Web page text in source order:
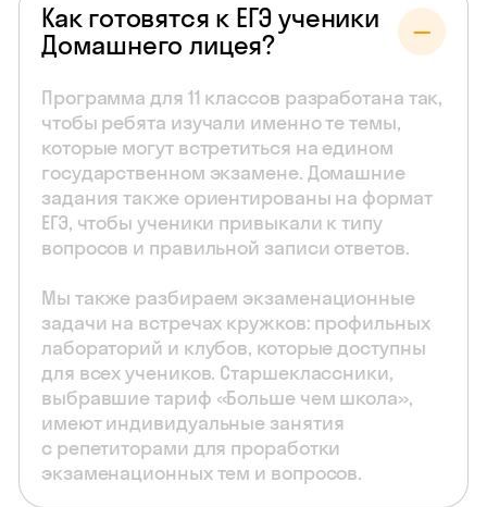
Как готовятся к ЕГЭ ученики
Домашнего лицея?
Программа для 11 классов разработана так,
чтобы ребята изучали именно те темы,
которые могут встретиться на едином
государственном экзамене. Домашние
задания также ориентированы на формат
ЕГЭ, чтобы ученики привыкали к типу
вопросов и правильной записи ответов.
Мы также разбираем экзаменационные
задачи на встречах кружков: профильных
лабораторий и клубов, которые доступны
для всех учеников. Старшеклассники,
выбравшие тариф «Больше чем школа»,
имеют индивидуальные занятия
с репетиторами для проработки
экзаменационных тем и вопросов.